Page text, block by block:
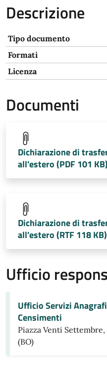
Descrizione
Tipo documento
Formati
Licenza
Documenti
Dichiarazione di
all'estero (PDF 101 KB)
Dichiarazione di
all'estero (RTF 118 KB)
Ufficio
Ufficio Servizi
Censimenti
Piazza Venti
(BO)